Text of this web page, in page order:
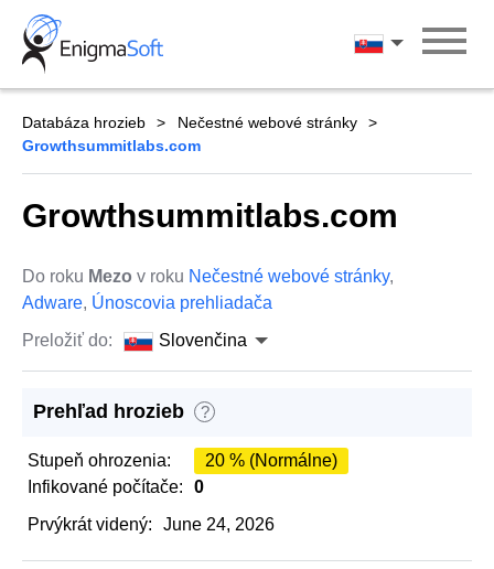
Skip
content
Slovenčina
Databáza hrozieb
Nečestné webové stránky
Growthsummitlabs.com
Growthsummitlabs.com
Do roku Mezo v roku Nečestné webové stránky,
Adware, Únoscovia prehliadača
Preložiť do:
Slovenčina
Prehľad hrozieb ?
Stupeň ohrozenia:
20 % (Normálne)
Infikované počítače:
0
Prvýkrát videný:
June 24, 2026